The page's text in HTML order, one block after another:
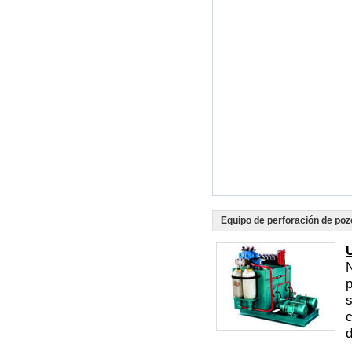
Equipo de perforación de